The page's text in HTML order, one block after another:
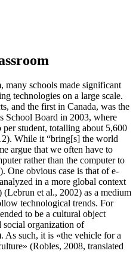
schools made significant
technologies on a large scale.
and the first in Canada, was the
School Board in 2003, where
student, totalling about 5,600
While it “bring[s] the world
argue that we often have to
rather than the computer to
One obvious case is that of e-
in a more global context
et al., 2002) as a medium
technological trends. For
to be a cultural object
social organization of
As such, it is «the vehicle for a
(Robles, 2008, translated